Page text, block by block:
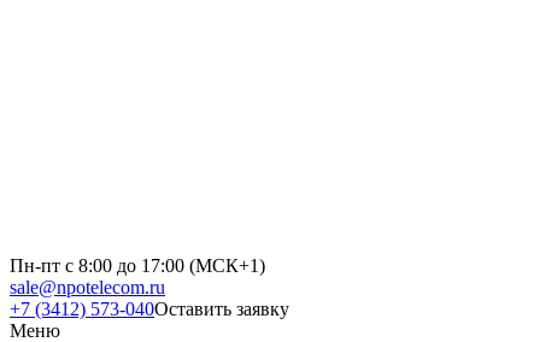
Пн-пт с 8:00 до 17:00 (МСК+1)
sale@npotelecom.ru
+7 (3412) 573-040Оставить заявку
Меню